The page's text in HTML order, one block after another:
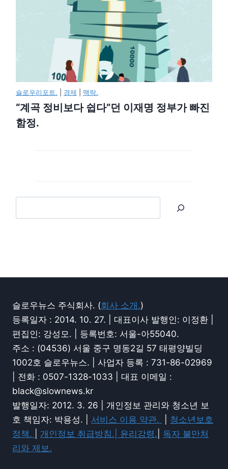
슬로우리포트. 경제 맥락.
“계곡 정비보다 쉽다”던 이재명 정부가 빠진
함정.
슬로우뉴스 주식회사. (회사 소개.)
등록일자 : 2014. 10. 27. | 대표이사 발행인: 이정환 |
편집인: 강성모. | 등록번호: 서울-아55040.
주소 : (04536) 서울 중구 명동2길 57 태평양빌딩
1002호 슬로우뉴스. | 사업자 등록 : 731-86-02969
| 전화 : 0507-1328-1033 | 대표 이메일 :
black@slownews.kr
발행일자: 2012. 3. 26 | 개인정보 관리와 청소년 보
호 책임자: 박용성. | 서비스 이용 약관.
청소년보호
정책.
개인정보 취급방침.| 윤리강령.
독자 불만처
리와 제보.